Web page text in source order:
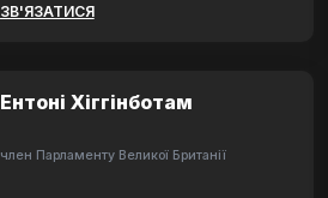
ЗВ'ЯЗАТИСЯ
Ентоні Хіггінботам
член Парламенту Великої Британії